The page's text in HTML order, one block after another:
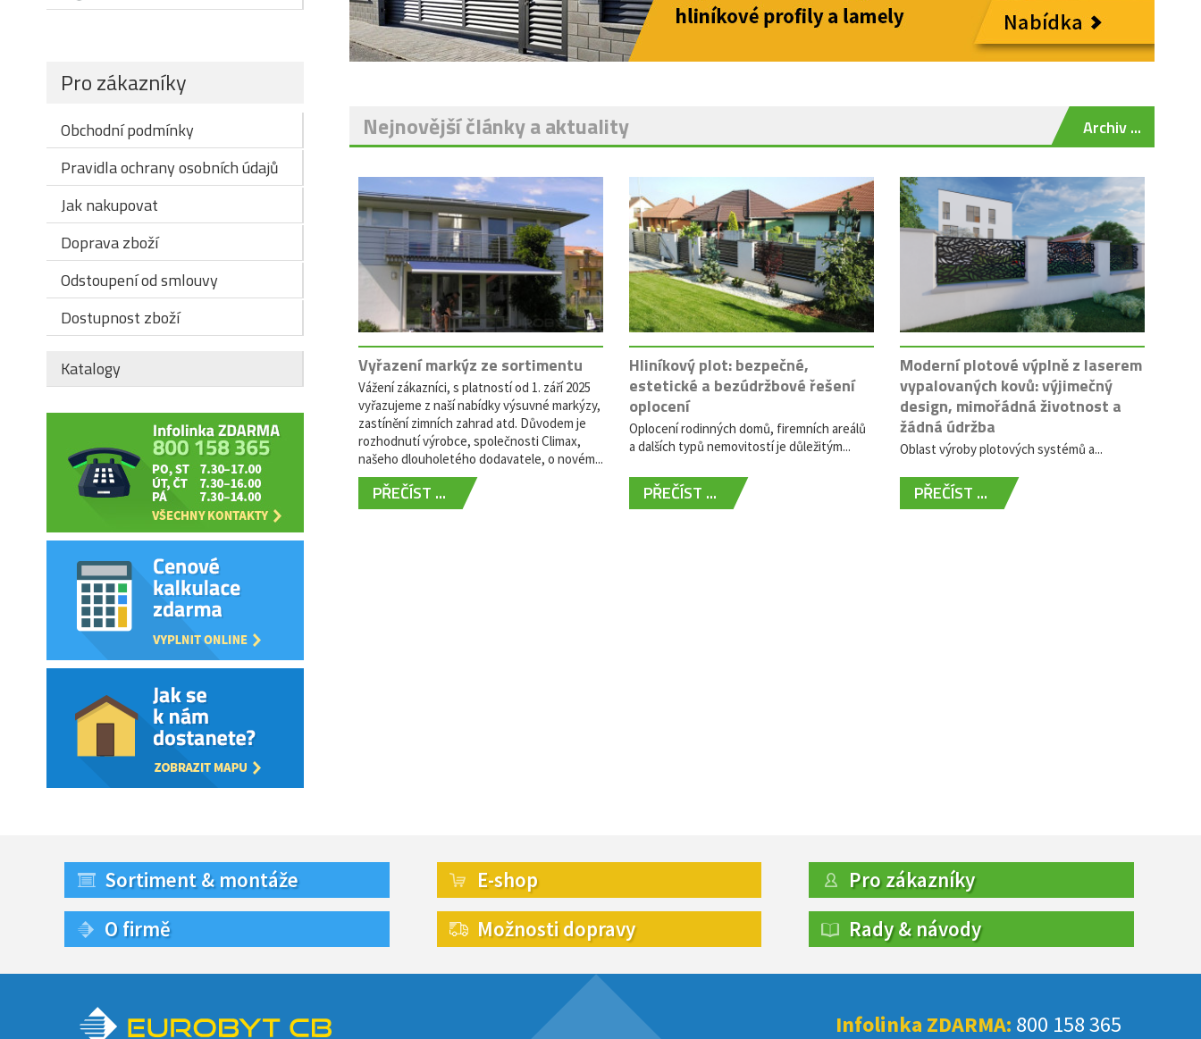
Pro zákazníky
Obchodní podmínky
Pravidla ochrany osobních údajů
Jak nakupovat
Doprava zboží
Odstoupení od smlouvy
Dostupnost zboží
Katalogy
Nejnovější články a aktuality
Vyřazení markýz ze sortimentu
Vážení zákazníci, s platností od 1. září 2025
vyřazujeme z naší nabídky výsuvné markýzy,
zastínění zimních zahrad atd. Důvodem je
rozhodnutí výrobce, společnosti Climax,
našeho dlouholetého dodavatele, o novém...
PŘEČÍST ...
Hliníkový plot: bezpečné,
estetické a bezúdržbové řešení
oplocení
Oplocení rodinných domů, firemních areálů
a dalších typů nemovitostí je důležitým...
PŘEČÍST ...
Moderní plotové výplně z laserem
vypalovaných kovů: výjimečný
design, mimořádná životnost a
žádná údržba
Oblast výroby plotových systémů a...
PŘEČÍST ...
Archiv ...
Sortiment & montáže
O firmě
E-shop
Možnosti dopravy
Pro zákazníky
Rady & návody
Infolinka ZDARMA: 800 158 365